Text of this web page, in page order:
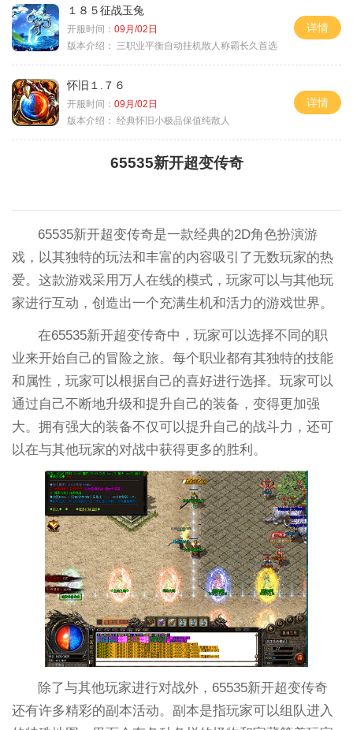
１８５征战玉兔
开服时间： 09月/02日
版本介绍：
三职业平衡自动挂机散人称霸长久首选
详情
怀旧１.７６
开服时间： 09月/02日
版本介绍： 经典怀旧小极品保值纯散人
详情
65535新开超变传奇
65535新开超变传奇是一款经典的2D角色扮演游
戏，以其独特的玩法和丰富的内容吸引了无数玩家的热
爱。这款游戏采用万人在线的模式，玩家可以与其他玩
家进行互动，创造出一个充满生机和活力的游戏世界。
在65535新开超变传奇中，玩家可以选择不同的职
业来开始自己的冒险之旅。每个职业都有其独特的技能
和属性，玩家可以根据自己的喜好进行选择。玩家可以
通过自己不断地升级和提升自己的装备，变得更加强
大。拥有强大的装备不仅可以提升自己的战斗力，还可
以在与其他玩家的对战中获得更多的胜利。
除了与其他玩家进行对战外，65535新开超变传奇
还有许多精彩的副本活动。副本是指玩家可以组队进入